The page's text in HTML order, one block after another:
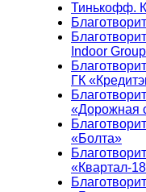
Тинькофф.
Indoor Group
ГК
«Дорожная
«Болта»
«Квартал-